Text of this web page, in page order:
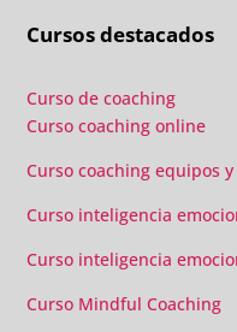
añadido con multitud de
gran liderazgo de
Cursos destacados
Curso de coaching
Curso coaching online
Curso coaching equipos
Curso inteligencia
Curso inteligencia
Curso Mindful Coaching